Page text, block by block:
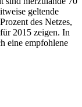
geltende
des Netzes,
2015 zeigen. In
eine empfohlene